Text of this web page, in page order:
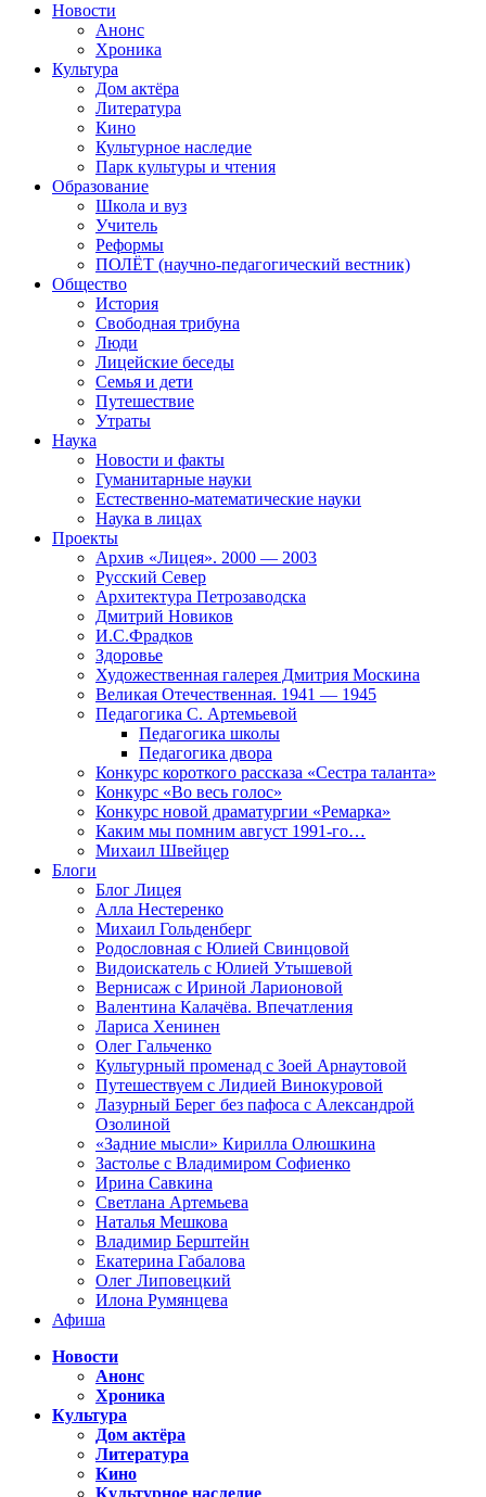
Новости
Анонс
Хроника
Культура
Дом актёра
Литература
Кино
Культурное наследие
Парк культуры и чтения
Образование
Школа и вуз
Учитель
Реформы
ПОЛЁТ (научно-педагогический вестник)
Общество
История
Свободная трибуна
Люди
Лицейские беседы
Семья и дети
Путешествие
Утраты
Наука
Новости и факты
Гуманитарные науки
Естественно-математические науки
Наука в лицах
Проекты
Архив «Лицея». 2000 — 2003
Русский Север
Архитектура Петрозаводска
Дмитрий Новиков
И.С.Фрадков
Здоровье
Художественная галерея Дмитрия Москина
Великая Отечественная. 1941 — 1945
Педагогика С. Артемьевой
Педагогика школы
Педагогика двора
Конкурс короткого рассказа «Сестра таланта»
Конкурс «Во весь голос»
Конкурс новой драматургии «Ремарка»
Каким мы помним август 1991-го…
Михаил Швейцер
Блоги
Блог Лицея
Алла Нестеренко
Михаил Гольденберг
Родословная с Юлией Свинцовой
Видоискатель с Юлией Утышевой
Вернисаж с Ириной Ларионовой
Валентина Калачёва. Впечатления
Лариса Хенинен
Олег Гальченко
Культурный променад с Зоей Арнаутовой
Путешествуем с Лидией Винокуровой
Лазурный Берег без пафоса с Александрой
Озолиной
«Задние мысли» Кирилла Олюшкина
Застолье с Владимиром Софиенко
Ирина Савкина
Светлана Артемьева
Наталья Мешкова
Владимир Берштейн
Екатерина Габалова
Олег Липовецкий
Илона Румянцева
Афиша
Новости
Анонс
Хроника
Культура
Дом актёра
Литература
Кино